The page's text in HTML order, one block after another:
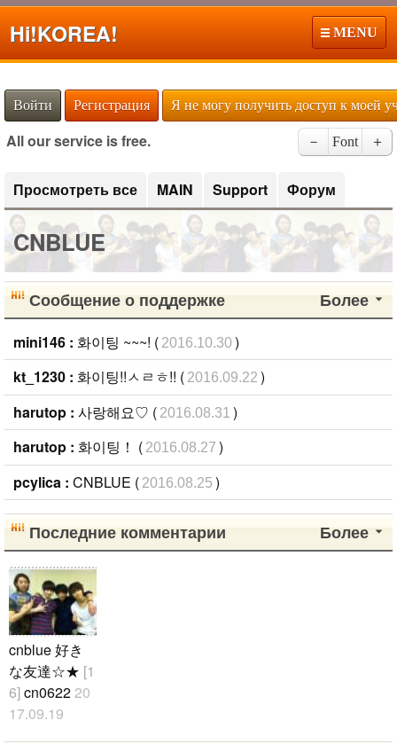
Hi!KOREA! MENU
Войти Регистрация Я не могу получить доступ к моей
All our service is free. － Font ＋
Просмотреть все MAIN Support Форум
CNBLUE
Более
Сообщение о поддержке
mini146 : 화이팅 ~~~! ( 2016.10.30 )
kt_1230 : 화이팅!!ㅅㄹㅎ!! ( 2016.09.22 )
harutop : 사랑해요♡ ( 2016.08.31 )
harutop : 화이팅！ ( 2016.08.27 )
pcylica : CNBLUE ( 2016.08.25 )
Более
Последние комментарии
cnblue 好き
な友達☆★ [1
6]cn0622 20
17.09.19